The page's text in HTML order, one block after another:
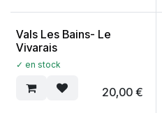
Vals Les Bains- Le
Vivarais
✓ en stock
20,00€